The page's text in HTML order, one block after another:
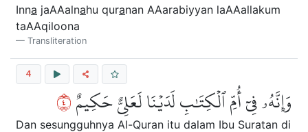
Inna jaAAalnahu quranan AAarabiyyan laAAallakum
taAAqiloona
Transliteration
4
وَإِنَّهُۥ فِيٓ أُمِّ ٱلۡكِتَٰبِ لَدَيۡنَا لَعَلِيٌّ حَكِيمٌ٤
Dan sesungguhnya Al-Quran itu dalam Ibu Suratan di